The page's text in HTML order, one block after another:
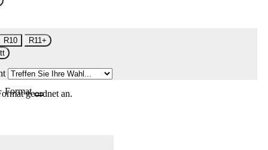
R10
R11+
Formatgeordnet an.